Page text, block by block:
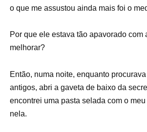
o que me assustou ainda mais foi o
Por que ele estava tão apavorado com
melhorar?
Então, numa noite, enquanto
antigos, abri a gaveta de baixo da
encontrei uma pasta selada com o
nela.